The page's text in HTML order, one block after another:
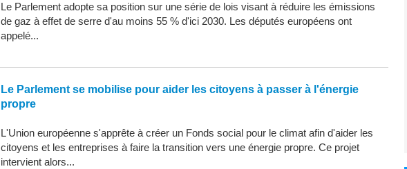
Le Parlement adopte sa position sur une série de lois visant à réduire les émissions
de gaz à effet de serre d'au moins 55 % d'ici 2030. Les députés européens ont
appelé...
Le Parlement se mobilise pour aider les citoyens à passer à l'énergie
propre
L'Union européenne s'apprête à créer un Fonds social pour le climat afin d'aider les
citoyens et les entreprises à faire la transition vers une énergie propre. Ce projet
intervient alors...